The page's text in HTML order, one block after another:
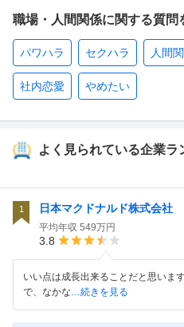
職場・人間関係に関する質問
パワハラ セクハラ 人間
社内恋愛 やめたい
よく見られている企業ラ
1 日本マクドナルド株式会社
平均年収 549万円
3.8
いい点は成長出来ることだと思いま
で、なかな…続きを見る